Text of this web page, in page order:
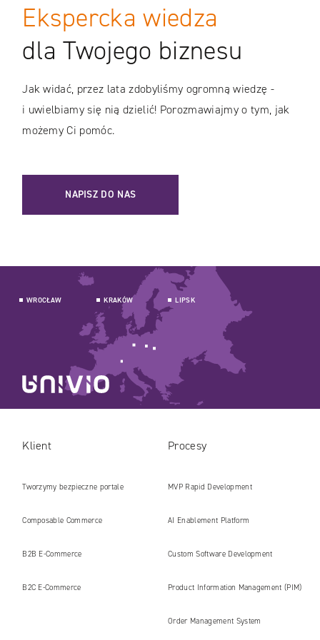
Ekspercka wiedza
dla Twojego biznesu
Jak widać, przez lata zdobyliśmy ogromną wiedzę -
i uwielbiamy się nią dzielić! Porozmawiajmy o tym, jak
możemy Ci pomóc.
NAPISZ DO NAS
WROCŁAW KRAKÓW LIPSK
Klient
Tworzymy bezpieczne portale
internetowe i platformy gotowe na erę
AI
Composable Commerce
B2B E‑Commerce
B2C E‑Commerce
Procesy
MVP Rapid Development
AI Enablement Platform
Custom Software Development
Product Information Management (PIM)
Order Management System